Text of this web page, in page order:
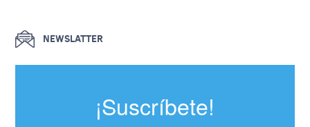
NEWSLATTER
¡Suscríbete!